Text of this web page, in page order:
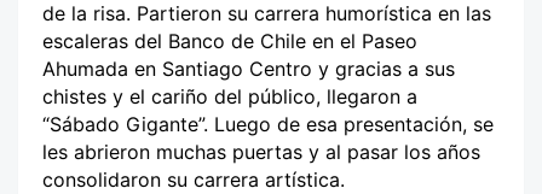
de la risa. Partieron su carrera humorística en las
escaleras del Banco de Chile en el Paseo
Ahumada en Santiago Centro y gracias a sus
chistes y el cariño del público, llegaron a
“Sábado Gigante”. Luego de esa presentación, se
les abrieron muchas puertas y al pasar los años
consolidaron su carrera artística.